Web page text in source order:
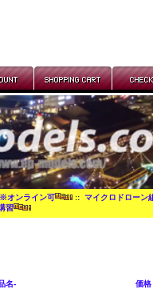
オンライン可 :: マイクロドローン
習
名- 価格